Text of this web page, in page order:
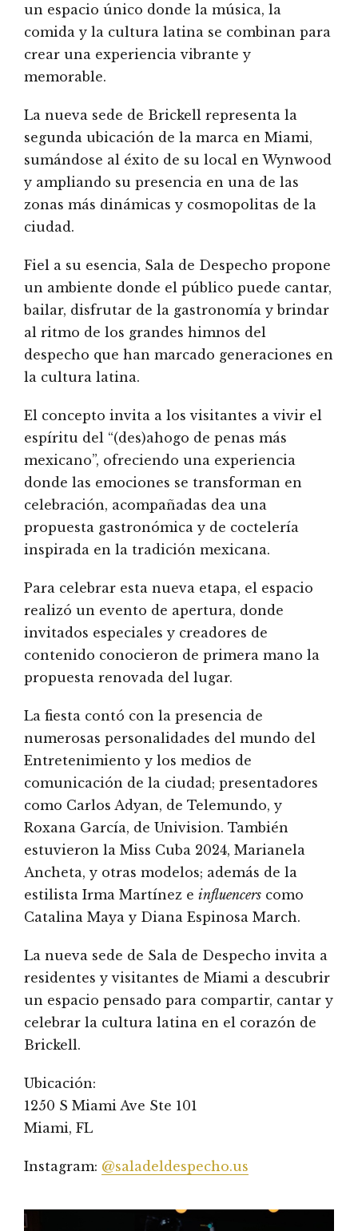
un espacio único donde la música, la
comida y la cultura latina se combinan para
crear una experiencia vibrante y
memorable.
La nueva sede de Brickell representa la
segunda ubicación de la marca en Miami,
sumándose al éxito de su local en Wynwood
y ampliando su presencia en una de las
zonas más dinámicas y cosmopolitas de la
ciudad.
Fiel a su esencia, Sala de Despecho propone
un ambiente donde el público puede cantar,
bailar, disfrutar de la gastronomía y brindar
al ritmo de los grandes himnos del
despecho que han marcado generaciones en
la cultura latina.
El concepto invita a los visitantes a vivir el
espíritu del “(des)ahogo de penas más
mexicano”, ofreciendo una experiencia
donde las emociones se transforman en
celebración, acompañadas dea una
propuesta gastronómica y de coctelería
inspirada en la tradición mexicana.
Para celebrar esta nueva etapa, el espacio
realizó un evento de apertura, donde
invitados especiales y creadores de
contenido conocieron de primera mano la
propuesta renovada del lugar.
La fiesta contó con la presencia de
numerosas personalidades del mundo del
Entretenimiento y los medios de
comunicación de la ciudad; presentadores
como Carlos Adyan, de Telemundo, y
Roxana García, de Univision. También
estuvieron la Miss Cuba 2024, Marianela
Ancheta, y otras modelos; además de la
estilista Irma Martínez e influencers como
Catalina Maya y Diana Espinosa March.
La nueva sede de Sala de Despecho invita a
residentes y visitantes de Miami a descubrir
un espacio pensado para compartir, cantar y
celebrar la cultura latina en el corazón de
Brickell.
Ubicación:
1250 S Miami Ave Ste 101
Miami, FL
Instagram: @saladeldespecho.us